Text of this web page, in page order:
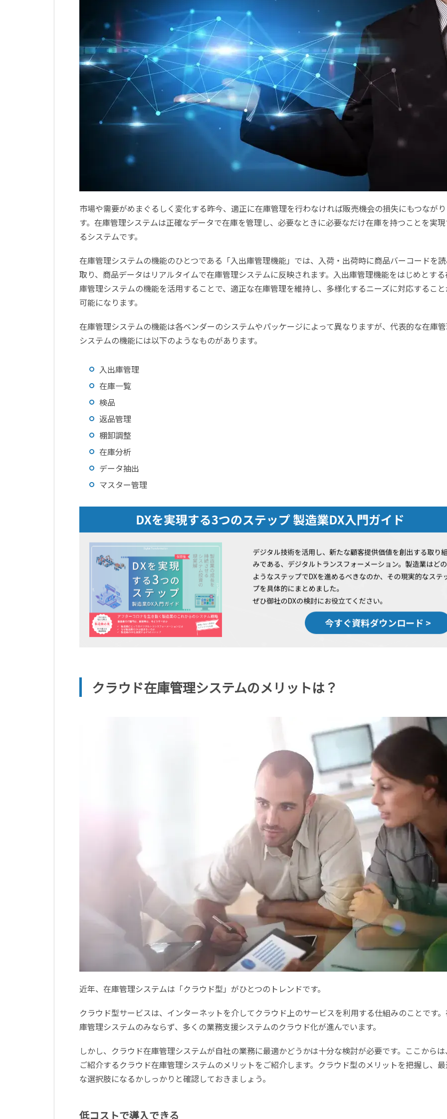
市場や需要がめまぐるしく変化する昨今、適正に在庫管理を行わなければ販売機会の損失にもつなが
す。在庫管理システムは正確なデータで在庫を管理し、必要なときに必要なだけ在庫を持つことを実
るシステムです。
在庫管理システムの機能のひとつである「入出庫管理機能」では、入荷・出荷時に商品バーコードを
取り、商品データはリアルタイムで在庫管理システムに反映されます。入出庫管理機能をはじめとする
庫管理システムの機能を活用することで、適正な在庫管理を維持し、多様化するニーズに対応するこ
可能になります。
在庫管理システムの機能は各ベンダーのシステムやパッケージによって異なりますが、代表的な在庫
システムの機能には以下のようなものがあります。
入出庫管理
在庫一覧
検品
返品管理
棚卸調整
在庫分析
データ抽出
マスター管理
クラウド在庫管理システムのメリットは？
近年、在庫管理システムは「クラウド型」がひとつのトレンドです。
クラウド型サービスは、インターネットを介してクラウド上のサービスを利用する仕組みのことです
庫管理システムのみならず、多くの業務支援システムのクラウド化が進んでいます。
しかし、クラウド在庫管理システムが自社の業務に最適かどうかは十分な検討が必要です。ここからは、
ご紹介するクラウド在庫管理システムのメリットをご紹介します。クラウド型のメリットを把握し、
な選択肢になるかしっかりと確認しておきましょう。
低コストで導入できる